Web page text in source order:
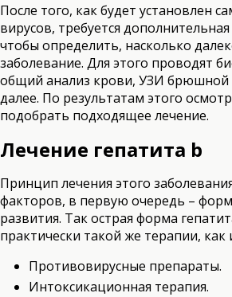
После того, как будет установлен
вирусов, требуется
чтобы определить, насколько
заболевание. Для этого проводят
общий анализ крови, УЗИ брюшной
далее. По результатам этого
подобрать подходящее лечение.
Лечение гепатита b
Принцип лечения этого
факторов, в первую очередь –
развития. Так острая форма
практически такой же терапии, как
Противовирусные препараты.
Интоксикационная терапия.